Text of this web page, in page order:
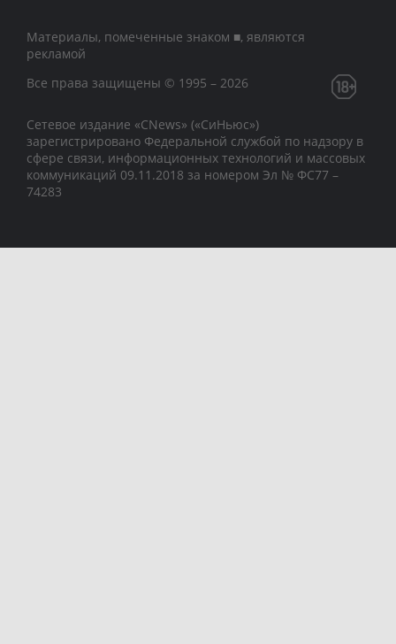
Материалы, помеченные знаком ■, являются
рекламой
Все права защищены © 1995 – 2026
Сетевое издание «CNews» («СиНьюс»)
зарегистрировано Федеральной службой по надзору в
сфере связи, информационных технологий и массовых
коммуникаций 09.11.2018 за номером Эл № ФС77 –
74283